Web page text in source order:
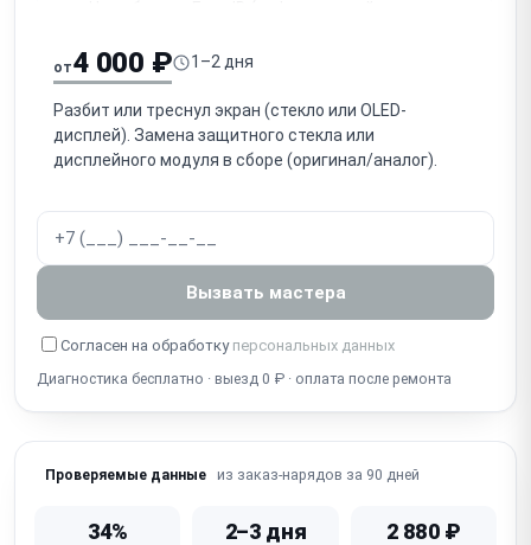
Не работает Touch ID / кнопка Home (привязана к
плате)
Не работает основная / фронтальная камера
Нет громкого звука / не работает громкоговоритель
(speaker)
Собеседник не слышит / не работает микрофон
Попадание воды / окисление (несмотря на IP-
защиту)
блокировка iCloud
от4 000 ₽ 1–2 дня
Разбит или треснул экран (стекло или OLED-
дисплей). Замена защитного стекла или
дисплейного модуля в сборе (оригинал/аналог).
Вызвать мастера
Согласен на обработку персональных данных
Диагностика бесплатно · выезд 0 ₽ · оплата после ремонта
Проверяемые данные из заказ-нарядов за 90 дней
34% 2–3 дня 2 880 ₽